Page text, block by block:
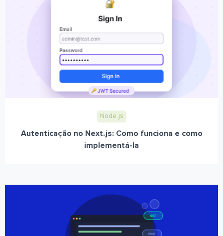
Node.js
Autenticação no Next.js: Como funciona e como
implementá-la